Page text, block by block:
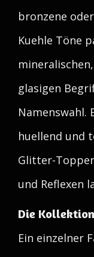
bronzene
Kuehle Töne
glasigen
Namenswahl.
huellend und
Glitter-
und Reflexen
Die
Ein einzelner